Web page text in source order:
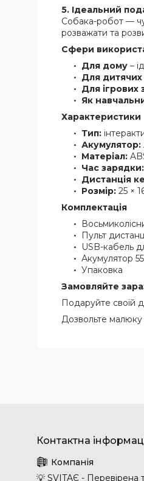
5. Ідеальний
Собака-робот —
розважати та
Сфери
Для дому –
Для дитячих
Для ігрових
Як
Характеристики
Тип:
Акумулятор:
Матеріал:
Час зарядки:
Дистанція
Розмір: 25 ×
Комплектація
Пульт
USB-кабель
Акумулятор
Упаковка
Замовляйте
Подаруйте своїй
Дозвольте малюку
💡 SVITAЄ - Перевірена